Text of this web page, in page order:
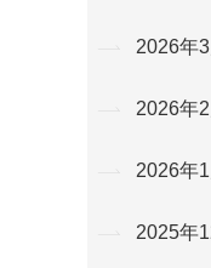
2026年3
2026年2
2026年1
2025年